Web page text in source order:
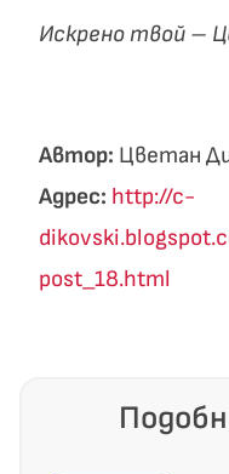
Искрено твой –
Автор: Цветан
Адрес: http://c-
post_18.html